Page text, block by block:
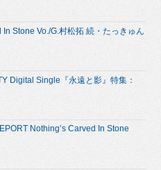
In Stone Vo./G.村松拓 続・たっきゅん
Digital Single『永遠と影』特集：
Nothing’s Carved In Stone